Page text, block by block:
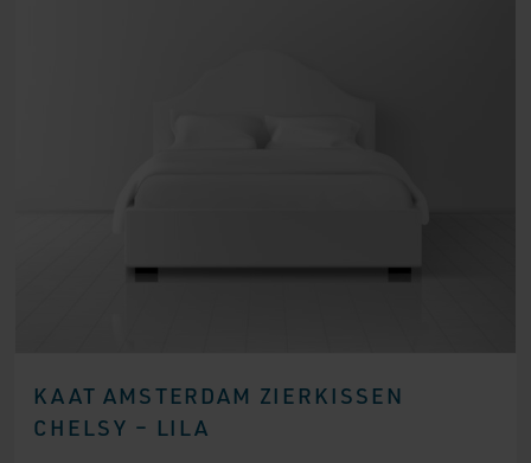
KAAT AMSTERDAM ZIERKISSEN
CHELSY – LILA